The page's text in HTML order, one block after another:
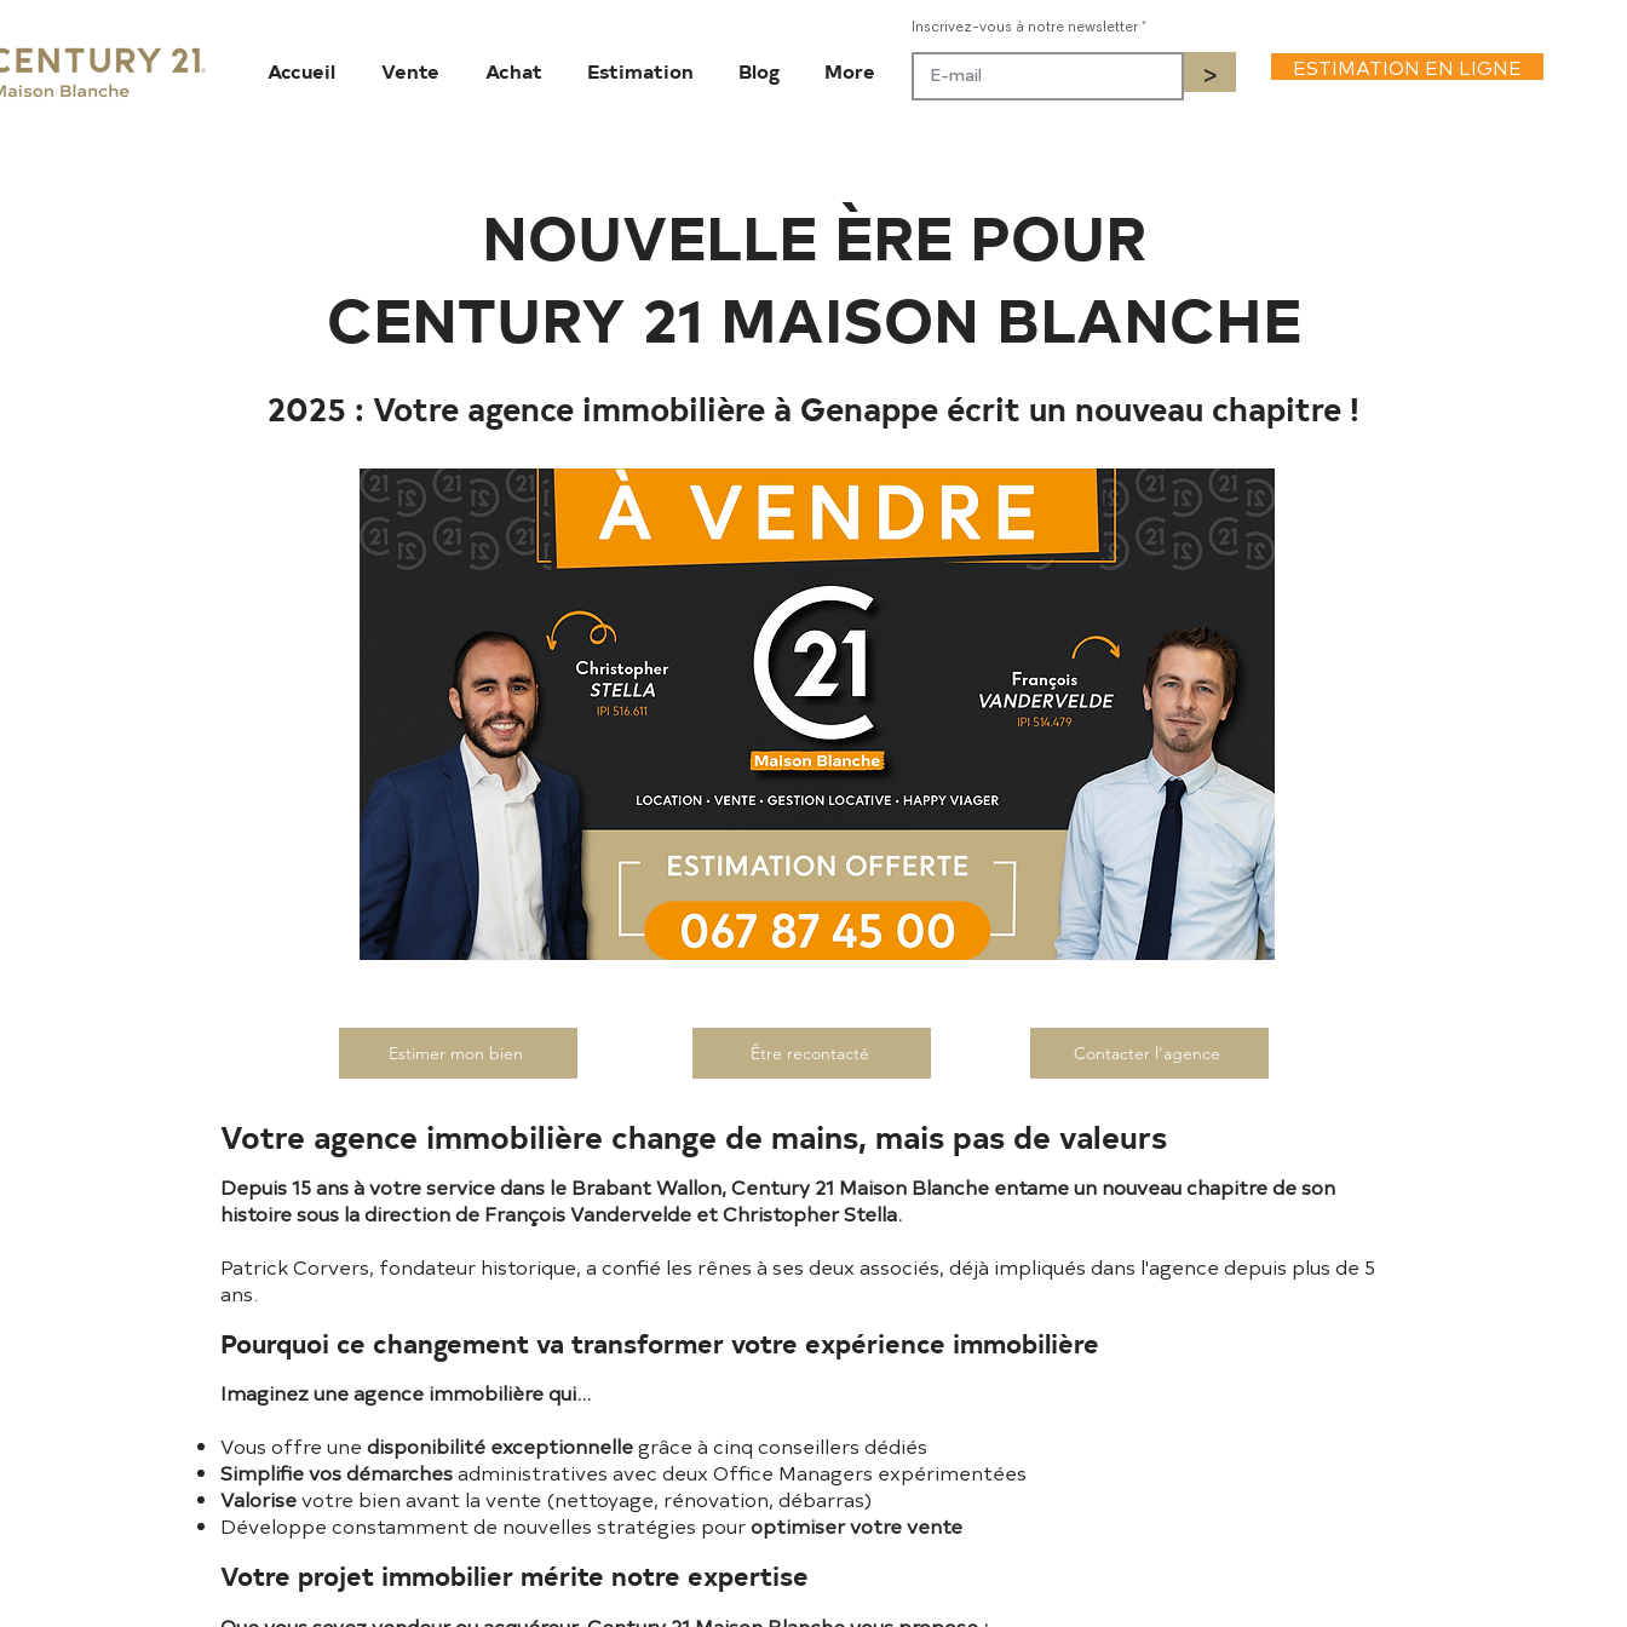
Accueil Vente Achat Estimation Blog More
Inscrivez-vous à notre newsletter
> ESTIMATION EN LIGNE
NOUVELLE ÈRE POUR
CENTURY 21 MAISON BLANCHE
2025 : Votre agence immobilière à Genappe écrit un nouveau chapitre !
Estimer mon bien Être recontacté Contacter l'agence
Votre agence immobilière change de mains, mais pas de valeurs
Depuis 15 ans à votre service dans le Brabant Wallon, Century 21 Maison Blanche entame un nouveau chapitre de son
histoire sous la direction de François Vandervelde et Christopher Stella.
Patrick Corvers, fondateur historique, a confié les rênes à ses deux associés, déjà impliqués dans l'agence depuis plus de 5
ans.
Pourquoi ce changement va transformer votre expérience immobilière
Imaginez une agence immobilière qui...
Vous offre une disponibilité exceptionnellegrâce à cinq conseillers dédiés
Simplifie vos démarchesadministratives avec deux Office Managers expérimentées
Valorisevotre bien avant la vente (nettoyage, rénovation, débarras)
Développe constamment de nouvelles stratégies pouroptimiser votre vente
Votre projet immobilier mérite notre expertise